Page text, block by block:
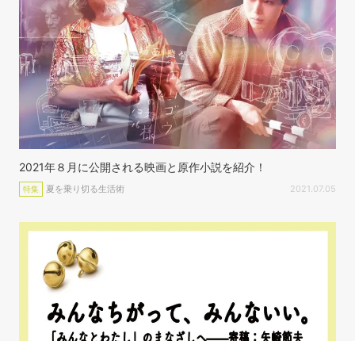
2021年８月に公開される映画と原作小説を紹介！
特集 夏を乗り切る生活術 2021.07.05